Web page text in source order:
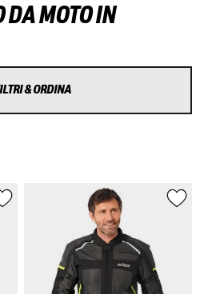
MOTO IN
& ORDINA